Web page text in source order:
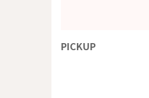
PICKUP